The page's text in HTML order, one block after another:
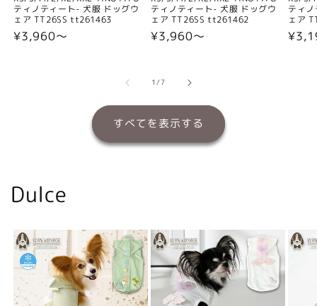
ティノティート- 犬服 ドッグウ
ェア TT26SS tt261463
通
¥3,960〜
ティノティート- 犬服 ドッグウ
ェア TT26SS tt261462
通
格
¥3,960〜
ティ
ェア
通
1/の
7
すべてを表示する
Dulce